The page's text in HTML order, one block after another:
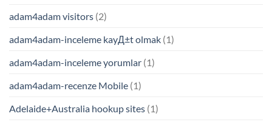
adam4adam visitors (2)
adam4adam-inceleme kayД±t olmak (1)
adam4adam-inceleme yorumlar (1)
adam4adam-recenze Mobile (1)
Adelaide+Australia hookup sites (1)